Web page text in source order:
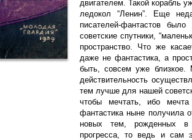
двигателем. Такой корабль
ледокол “Ленин”. Еще
писателей-фантастов
советские спутники,
пространство. Что же
даже не фантастика, а
быть, совсем уже
действительность
тем лучше для нашей
чтобы мечтать, ибо
фантастика ныне получила
новых тем, рожденных в
прогресса, то ведь и сам